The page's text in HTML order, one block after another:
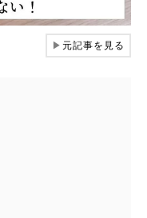
▶元記事を見る